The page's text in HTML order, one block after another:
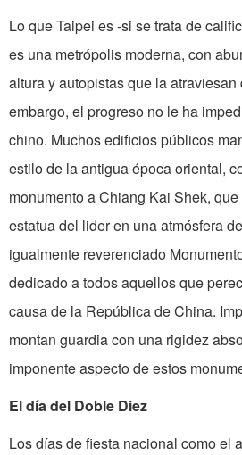
Lo que Taipei es -si se trata de
es una metrópolis moderna, con
altura y autopistas que la
embargo, el progreso no le ha
chino. Muchos edificios públicos
estilo de la antigua época oriental,
monumento a Chiang Kai Shek,
estatua del lider en una atmósfera
igualmente reverenciado
dedicado a todos aquellos que
causa de la República de China.
montan guardia con una rigidez
imponente aspecto de estos
El día del Doble Diez
Los días de fiesta nacional como el